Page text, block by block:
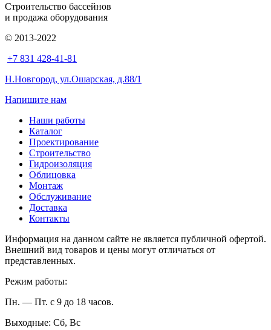
Строительство бассейнов
и продажа оборудования
© 2013-2022
+7 831 428-41-81
Н.Новгород, ул.Ошарская, д.88/1
Напишите нам
Наши работы
Каталог
Проектирование
Строительство
Гидроизоляция
Облицовка
Монтаж
Обслуживание
Доставка
Контакты
Информация на данном сайте не является публичной офертой.
Внешний вид товаров и цены могут отличаться от
представленных.
Режим работы:
Пн. — Пт. с 9 до 18 часов.
Выходные: Сб, Вс